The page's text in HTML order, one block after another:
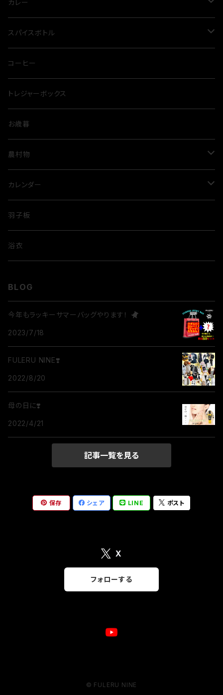
四脚
三点セット
クッカー
トリートメント
スカルプケア
ドッグシャンプー
カレー
グリーンカレー
スパイスボトル
クダスパ
コーヒー
トレジャーボックス
お歳暮
農村物
ルビートマト
米
カレンダー
歌舞伎
隈取
羽子板
浴衣
BLOG
今年もラッキーサマーバッグやります！
2023/7/18
FULERU NINE❣️
2022/8/20
母の日に❣️
2022/4/21
記事一覧を見る
保存 シェア LINE ポスト
X
フォローする
© FULERU NINE